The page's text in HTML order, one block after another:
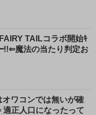
TAILコラボ開始ｷ
法の当たり判定お
オワコンでは無いが確
正人口になったって